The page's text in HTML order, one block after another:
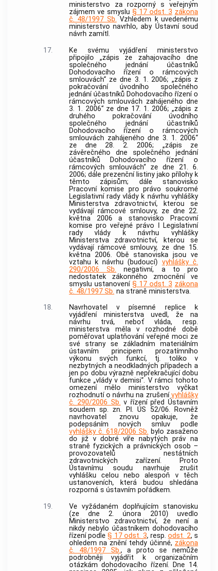
ministerstvo za rozporný s veřejným
zájmem ve smyslu § 17 odst. 3 zákona
č. 48/1997 Sb. Vzhledem k uvedenému
ministerstvo navrhlo, aby Ústavní soud
návrh zamítl.
17.
Ke svému vyjádření ministerstvo
připojilo „zápis ze zahajovacího dne
společného jednání účastníků
Dohodovacího řízení o rámcových
smlouvách“ ze dne 3. 1. 2006; „zápis z
pokračování úvodního společného
jednání účastníků Dohodovacího řízení o
rámcových smlouvách zahájeného dne
3. 1. 2006“ ze dne 17. 1. 2006; „zápis z
druhého pokračování úvodního
společného jednání účastníků
Dohodovacího řízení o rámcových
smlouvách zahájeného dne 3. 1. 2006“
ze dne 28. 2. 2006; „zápis ze
závěrečného dne společného jednání
účastníků Dohodovacího řízení o
rámcových smlouvách“ ze dne 21. 6.
2006; dále prezenční listiny jako přílohy k
těmto zápisům; dále stanovisko
Pracovní komise pro právo soukromé
Legislativní rady vlády k návrhu vyhlášky
Ministerstva zdravotnictví, kterou se
vydávají rámcové smlouvy, ze dne 22.
května 2006 a stanovisko Pracovní
komise pro veřejné právo I Legislativní
rady vlády k návrhu vyhlášky
Ministerstva zdravotnictví, kterou se
vydávají rámcové smlouvy, ze dne 15.
května 2006. Obě stanoviska jsou ve
vztahu k návrhu (budoucí) vyhlášky č.
290/2006 Sb. negativní, a to pro
nedostatek zákonného zmocnění ve
smyslu ustanovení § 17 odst. 3 zákona
č. 48/1997 Sb. na straně ministerstva.
18.
Navrhovatel v písemné replice k
vyjádření ministerstva uvedl, že na
návrhu trvá, neboť vláda, resp.
ministerstva měla v rozhodné době
poměřovat uplatňování veřejné moci ze
své strany se základním materiálním
ústavním principem prozatímního
výkonu svých funkcí, tj. toliko v
nezbytných a neodkladných případech a
jen po dobu výrazně nepřekračující dobu
funkce „vlády v demisi“. V rámci tohoto
omezení mělo ministerstvo vyčkat
rozhodnutí o návrhu na zrušenívyhlášky
č. 290/2006 Sb. v řízení předÚstavním
soudem sp. zn. Pl. ÚS 52/06. Rovněž
navrhovatel znovu opakuje, že
podepsáním nových smluv podle
vyhlášky č. 618/2006 Sb. bylo zasaženo
do již v dobré víře nabytých práv na
straně fyzických a právnických osob –
provozovatelů nestátních
zdravotnických zařízení. Proto
Ústavnímu soudu navrhuje zrušit
vyhlášku celou nebo alespoň v těch
ustanoveních, která budou shledána
rozporná s ústavním pořádkem.
19.
Ve vyžádaném doplňujícím stanovisku
(ze dne 2. února 2010) uvedlo
Ministerstvo zdravotnictví, že není a
nikdy nebylo účastníkem dohodovacího
řízení podle§ 17 odst. 3, resp.odst. 2, s
ohledem na znění tehdy účinné, zákona
č. 48/1997 Sb., a proto se nemůže
podrobněji vyjádřit k organizačním
otázkám dohodovacího řízení. Dne 14.